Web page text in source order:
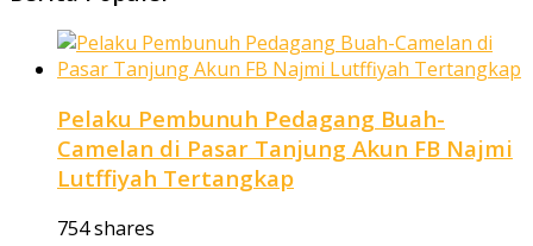
Pelaku Pembunuh Pedagang Buah-
Camelan di Pasar Tanjung Akun FB Najmi
Lutffiyah Tertangkap
754 shares